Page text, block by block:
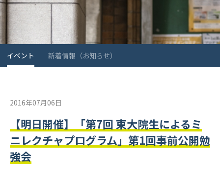
イベント 新着情報（お知らせ）
2016年07月06日
【明日開催】「第7回 東大院生によるミ
ニレクチャプログラム」第1回事前公開勉
強会